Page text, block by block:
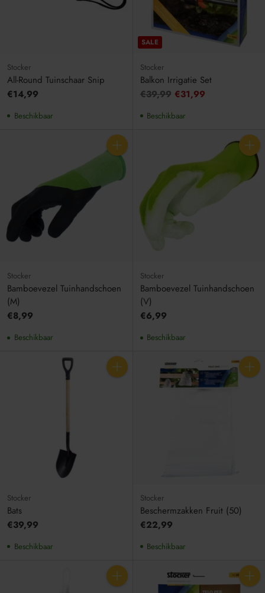
Stocker
All-Round Tuinschaar Snip
€14,99
Beschikbaar
SALE
Stocker
Balkon Irrigatie Set
Adviesprijs
€39,99 €31,99
Beschikbaar
Aantal
Stocker
Bamboevezel Tuinhandschoen
(M)
€8,99
Beschikbaar
Aantal
Stocker
Bamboevezel Tuinhandschoen
(V)
€6,99
Beschikbaar
Aantal
Stocker
Bats
€39,99
Beschikbaar
Aantal
Stocker
Beschermzakken Fruit (50)
€22,99
Beschikbaar
Aantal Aantal